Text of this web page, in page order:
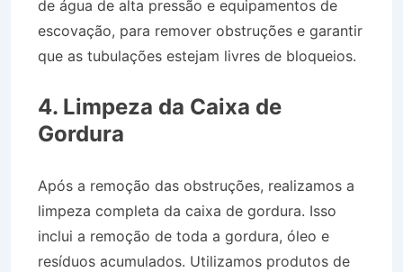
de água de alta pressão e equipamentos de
escovação, para remover obstruções e garantir
que as tubulações estejam livres de bloqueios.
4. Limpeza da Caixa de
Gordura
Após a remoção das obstruções, realizamos a
limpeza completa da caixa de gordura. Isso
inclui a remoção de toda a gordura, óleo e
resíduos acumulados. Utilizamos produtos de